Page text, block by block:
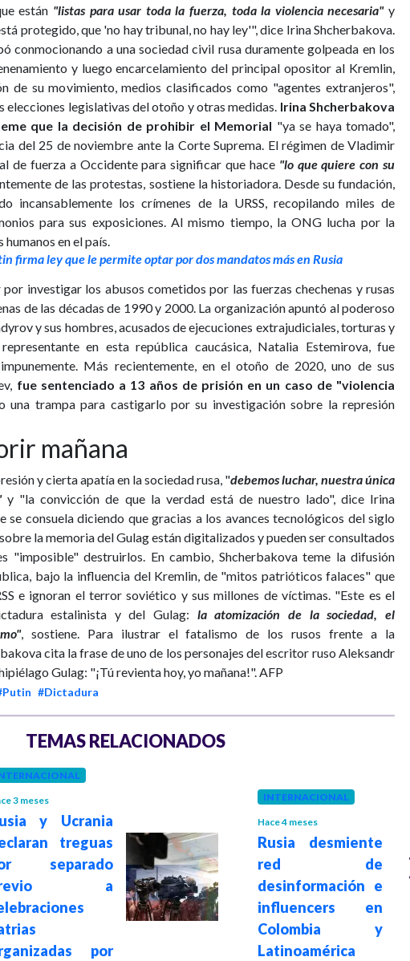
están "listas para usar toda la fuerza, toda la violencia necesaria" y
protegido, que 'no hay tribunal, no hay ley'", dice Irina Shcherbakova.
conmocionando a una sociedad civil rusa duramente golpeada en los
y luego encarcelamiento del principal opositor al Kremlin,
de su movimiento, medios clasificados como "agentes extranjeros",
elecciones legislativas del otoño y otras medidas. Irina Shcherbakova
que la decisión de prohibir el Memorial "ya se haya tomado",
del 25 de noviembre ante la Corte Suprema. El régimen de Vladimir
de fuerza a Occidente para significar que hace "lo que quiere con su
de las protestas, sostiene la historiadora. Desde su fundación,
incansablemente los crímenes de la URSS, recopilando miles de
para sus exposiciones. Al mismo tiempo, la ONG lucha por la
en el país.
firma ley que le permite optar por dos mandatos más en Rusia
investigar los abusos cometidos por las fuerzas chechenas y rusas
de las décadas de 1990 y 2000. La organización apuntó al poderoso
y sus hombres, acusados de ejecuciones extrajudiciales, torturas y
en esta república caucásica, Natalia Estemirova, fue
Más recientemente, en el otoño de 2020, uno de sus
fue sentenciado a 13 años de prisión en un caso de "violencia
una trampa para castigarlo por su investigación sobre la represión
mañana
y cierta apatía en la sociedad rusa, "debemos luchar, nuestra única
y "la convicción de que la verdad está de nuestro lado", dice Irina
se consuela diciendo que gracias a los avances tecnológicos del siglo
la memoria del Gulag están digitalizados y pueden ser consultados
"imposible" destruirlos. En cambio, Shcherbakova teme la difusión
bajo la influencia del Kremlin, de "mitos patrióticos falaces" que
e ignoran el terror soviético y sus millones de víctimas. "Este es el
estalinista y del Gulag: la atomización de la sociedad, el
, sostiene. Para ilustrar el fatalismo de los rusos frente a la
cita la frase de uno de los personajes del escritor ruso Aleksandr
Gulag: "¡Tú revienta hoy, yo mañana!". AFP
#Dictadura
TEMAS RELACIONADOS
3 meses
y Ucrania
treguas
separado
a
por
INTERNACIONAL
Hace 4 meses
Rusia desmiente
red de
desinformación e
influencers en
Colombia y
Latinoamérica